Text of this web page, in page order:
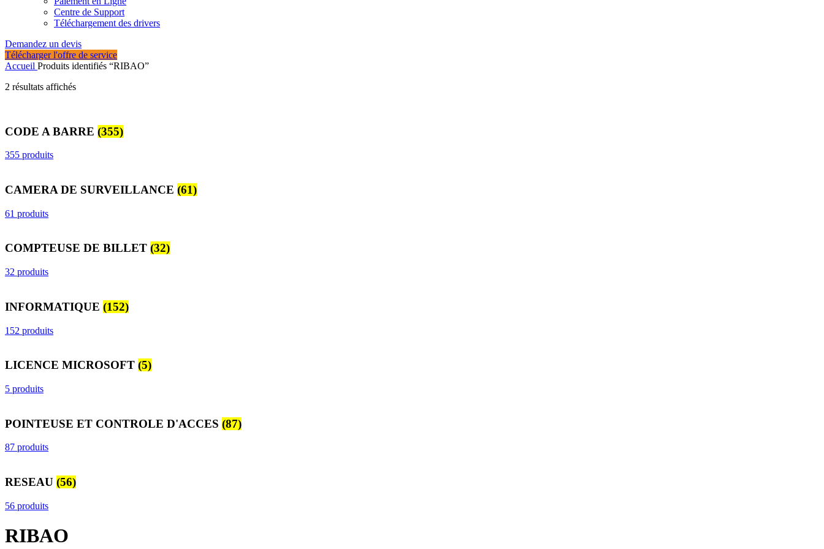
Centre de Support
Téléchargement des drivers
Demandez un devis
Télécharger l'offre de service
Accueil Produits identifiés “RIBAO”
2 résultats affichésTrié
au
CODE A BARRE (355)
355 produits
CAMERA DE SURVEILLANCE (61)
61 produits
COMPTEUSE DE BILLET (32)
32 produits
INFORMATIQUE (152)
152 produits
LICENCE MICROSOFT (5)
5 produits
POINTEUSE ET CONTROLE D'ACCES (87)
87 produits
RESEAU (56)
56 produits
RIBAO